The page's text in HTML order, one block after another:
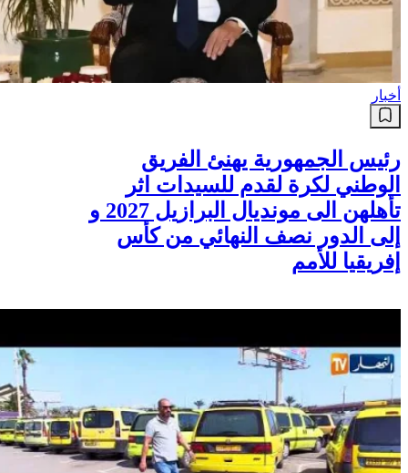
أخبار
رئيس الجمهورية يهنئ الفريق
الوطني لكرة لقدم للسيدات اثر
تأهلهن الى مونديال البرازيل 2027 و
إلى الدور نصف النهائي من كأس
إفريقيا للأمم